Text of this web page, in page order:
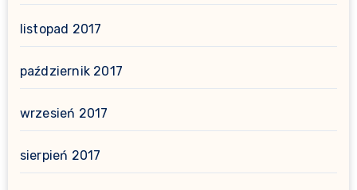
listopad 2017
październik 2017
wrzesień 2017
sierpień 2017